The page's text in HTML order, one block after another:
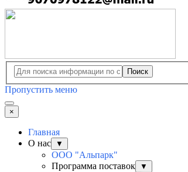
Поиск
Пропустить меню
×
Главная
О нас
▼
ООО "Альпарк"
Программа поставок
▼